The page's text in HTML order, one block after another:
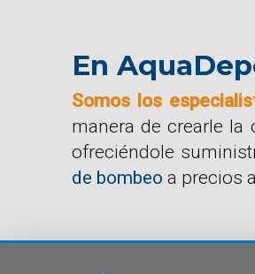
En
Somos los
manera de crearle la
ofreciéndole
de bombeo a precios